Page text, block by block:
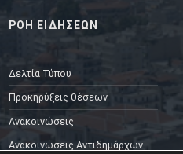
ΡΟΗ ΕΙΔΗΣΕΩΝ
Δελτία Τύπου
Προκηρύξεις θέσεων
Ανακοινώσεις
Ανακοινώσεις Αντιδημάρχων